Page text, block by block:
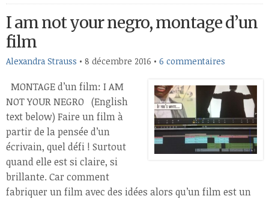
I am not your negro, montage d’un
film
Alexandra Strauss • 8 décembre 2016 • 6 commentaires
MONTAGE d’un film: I AM
NOT YOUR NEGRO (English
text below) Faire un film à
partir de la pensée d’un
écrivain, quel défi ! Surtout
quand elle est si claire, si
brillante. Car comment
fabriquer un film avec des idées alors qu’un film est un